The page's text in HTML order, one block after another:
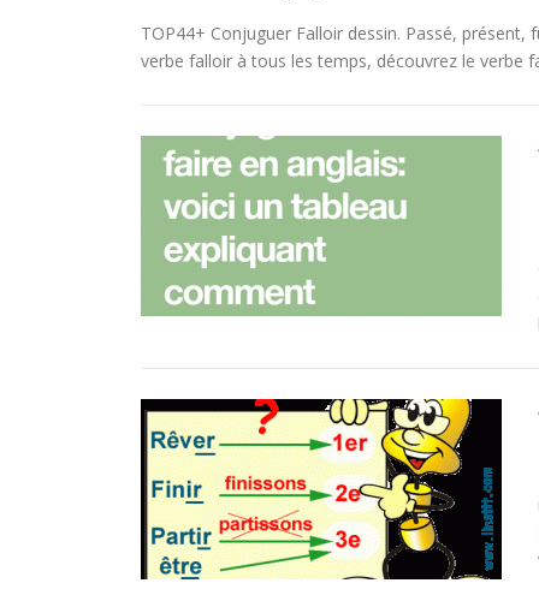
TOP44+ Conjuguer Falloir dessin. Passé,
verbe falloir à tous les temps, découvrez le verbe